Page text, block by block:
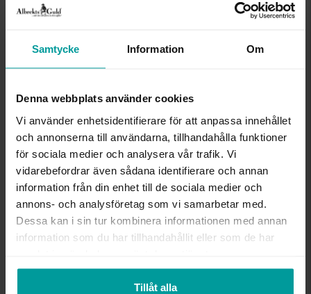
Samtycke Information Om
Denna webbplats använder cookies
Vi använder enhetsidentifierare för att anpassa innehållet
och annonserna till användarna, tillhandahålla funktioner
för sociala medier och analysera vår trafik. Vi
vidarebefordrar även sådana identifierare och annan
information från din enhet till de sociala medier och
annons- och analysföretag som vi samarbetar med.
Dessa kan i sin tur kombinera informationen med annan
information som du har tillhandahållit eller som de har
Tillåt alla
INFO
DJUP CA (CM)
6
HÖJD CA (CM)
19
LÄNGD CA (CM)
14
VARUMÄRKE
Albrekts Guld
MATERIAL
Putsfritt nysilver
Liknande produkter
Bästsäljare